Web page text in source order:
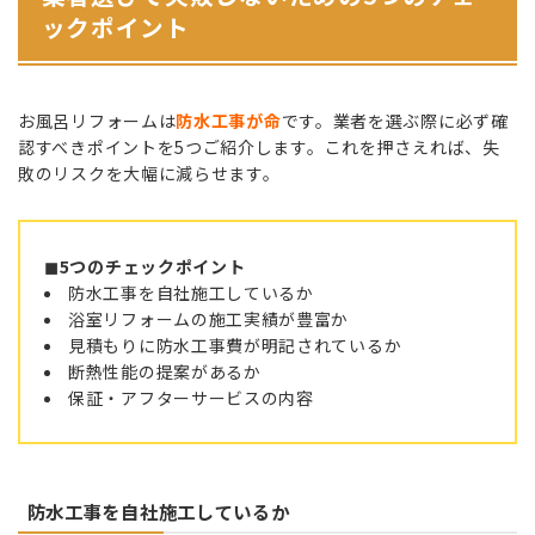
ックポイント
お風呂リフォームは防水工事が命です。業者を選ぶ際に必ず確
認すべきポイントを5つご紹介します。これを押さえれば、失
敗のリスクを大幅に減らせます。
◼︎5つのチェックポイント
防水工事を自社施工しているか
浴室リフォームの施工実績が豊富か
見積もりに防水工事費が明記されているか
断熱性能の提案があるか
保証・アフターサービスの内容
防水工事を自社施工しているか